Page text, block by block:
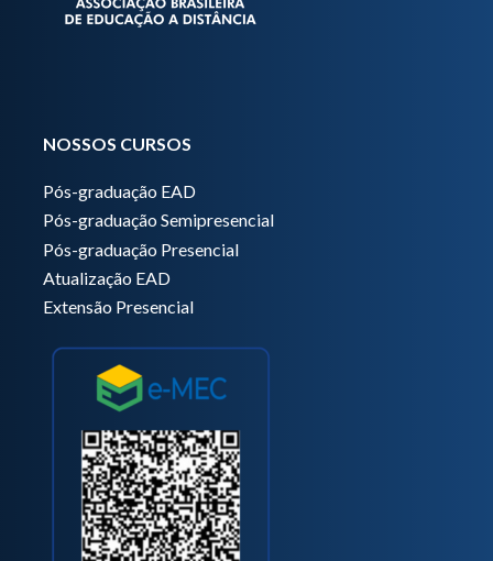
NOSSOS CURSOS
Pós-graduação EAD
Pós-graduação Semipresencial
Pós-graduação Presencial
Atualização EAD
Extensão Presencial